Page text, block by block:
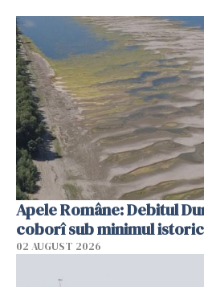
Apele Române: Debitul
coborî sub minimul
02 AUGUST 2026